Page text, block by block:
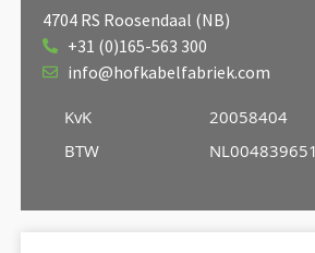
4704 RS Roosendaal (NB)
+31 (0)165-563 300
info@hofkabelfabriek.com
KvK
BTW
20058404